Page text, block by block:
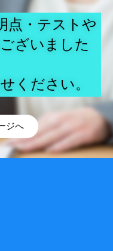
点・テストや
ざいました
ください。
ジへ